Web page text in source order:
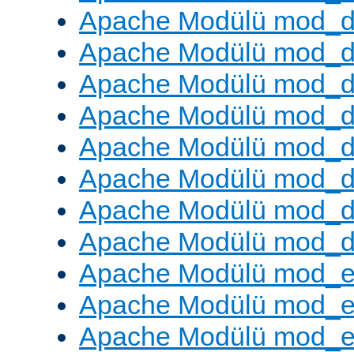
Apache Modülü
Apache Modülü
Apache Modülü
Apache Modülü
Apache Modülü
Apache Modülü
Apache Modülü
Apache Modülü
Apache Modülü
Apache Modülü
Apache Modülü